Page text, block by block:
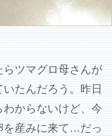
ツマグロ母さんが
たんだろう。昨日
からないけど、今
を産みに来て…だっ